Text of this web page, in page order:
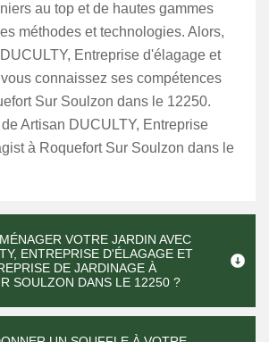
au top et de hautes gammes
méthodes et technologies. Alors,
Entreprise d'élagage et
connaissez ses compétences
Sur Soulzon dans le 12250.
Artisan DUCULTY, Entreprise
à Roquefort Sur Soulzon dans le
VOTRE JARDIN AVEC
ENTREPRISE D'ÉLAGAGE ET
DE JARDINAGE À
SOULZON DANS LE 12250 ?